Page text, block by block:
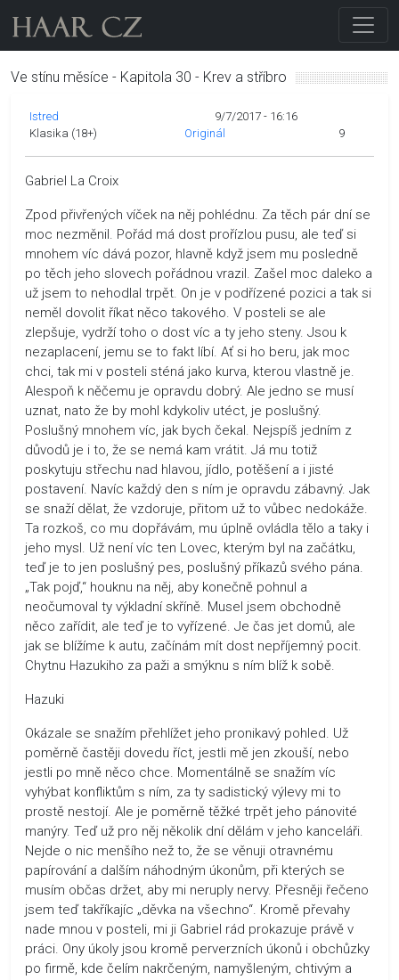
Ve stínu měsíce - Kapitola 30 - Krev a stříbro
Istred
9/7/2017 - 16:16
Klasika (18+)
Originál 9
Gabriel La Croix
Zpod přivřených víček na něj pohlédnu. Za těch pár dní se
moc nezměnil. Pořád má dost prořízlou pusu, ale teď si
mnohem víc dává pozor, hlavně když jsem mu posledně
po těch jeho slovech pořádnou vrazil. Zašel moc daleko a
už jsem to nehodlal trpět. On je v podřízené pozici a tak si
neměl dovolit říkat něco takového. V posteli se ale
zlepšuje, vydrží toho o dost víc a ty jeho steny. Jsou k
nezaplacení, jemu se to fakt líbí. Ať si ho beru, jak moc
chci, tak mi v posteli sténá jako kurva, kterou vlastně je.
Alespoň k něčemu je opravdu dobrý. Ale jedno se musí
uznat, nato že by mohl kdykoliv utéct, je poslušný.
Poslušný mnohem víc, jak bych čekal. Nejspíš jedním z
důvodů je i to, že se nemá kam vrátit. Já mu totiž
poskytuju střechu nad hlavou, jídlo, potěšení a i jisté
postavení. Navíc každý den s ním je opravdu zábavný. Jak
se snaží dělat, že vzdoruje, přitom už to vůbec nedokáže.
Ta rozkoš, co mu dopřávám, mu úplně ovládla tělo a taky i
jeho mysl. Už není víc ten Lovec, kterým byl na začátku,
teď je to jen poslušný pes, poslušný příkazů svého pána.
„Tak pojď,“ houknu na něj, aby konečně pohnul a
neočumoval ty výkladní skříně. Musel jsem obchodně
něco zařídit, ale teď je to vyřízené. Je čas jet domů, ale
jak se blížíme k autu, začínám mít dost nepříjemný pocit.
Chytnu Hazukiho za paži a smýknu s ním blíž k sobě.
Hazuki
Okázale se snažím přehlížet jeho pronikavý pohled. Už
poměrně častěji dovedu říct, jestli mě jen zkouší, nebo
jestli po mně něco chce. Momentálně se snažím víc
vyhýbat konfliktům s ním, za ty sadistický výlevy mi to
prostě nestojí. Ale je poměrně těžké trpět jeho pánovité
manýry. Teď už pro něj několik dní dělám v jeho kanceláři.
Nejde o nic menšího než to, že se věnuji otravnému
papírování a dalším náhodným úkonům, při kterých se
musím občas držet, aby mi neruply nervy. Přesněji řečeno
jsem teď takříkajíc „děvka na všechno“. Kromě převahy
nade mnou v posteli, mi ji Gabriel rád prokazuje právě v
práci. Ony úkoly jsou kromě perverzních úkonů i obchůzky
po firmě, kde čelím nakrčeným, namyšleným, chtivým a